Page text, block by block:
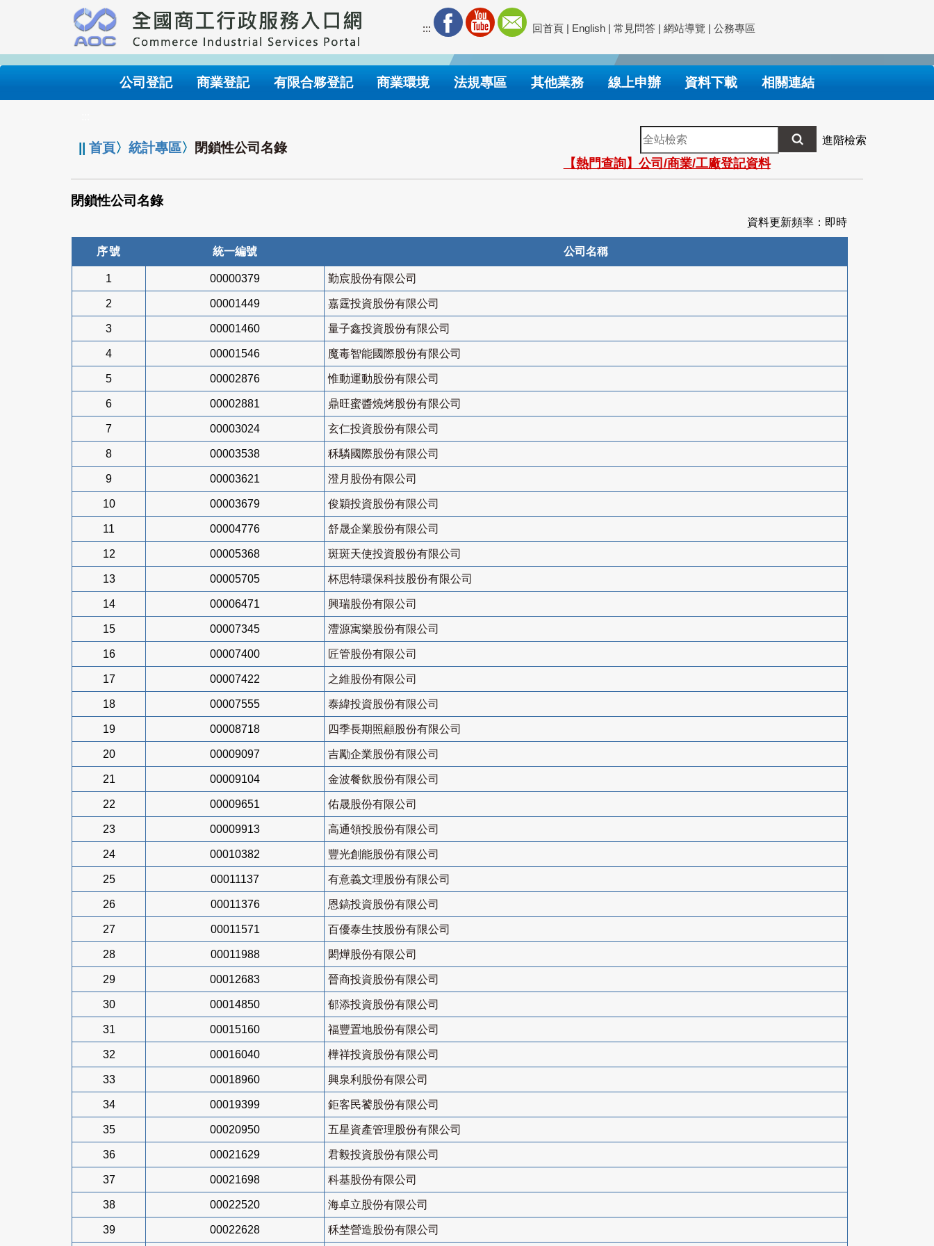
要
內
::: 回首頁 | English | 常見問答 | 網站導覽 | 公務專區
公司登記 商業登記 有限合夥登記 商業環境 法規專區 其他業務 線上申辦 資料下載 相關連結
||首頁〉統計專區〉 閉鎖性公司名錄
全
站
檢
索
進階檢索
【熱門查詢】公司/商業/工廠登記資料
閉鎖性公司名錄
資料更新頻率：即時
序號 統一編號 公司名稱
1 00000379 勤宸股份有限公司
2 00001449 嘉霆投資股份有限公司
3 00001460 量子鑫投資股份有限公司
4 00001546 魔毒智能國際股份有限公司
5 00002876 惟動運動股份有限公司
6 00002881 鼎旺蜜醬燒烤股份有限公司
7 00003024 玄仁投資股份有限公司
8 00003538 秝驎國際股份有限公司
9 00003621 澄月股份有限公司
10 00003679 俊穎投資股份有限公司
11 00004776 舒晟企業股份有限公司
12 00005368 斑斑天使投資股份有限公司
13 00005705 杯思特環保科技股份有限公司
14 00006471 興瑞股份有限公司
15 00007345 灃源寓樂股份有限公司
16 00007400 匠管股份有限公司
17 00007422 之維股份有限公司
18 00007555 泰緯投資股份有限公司
19 00008718 四季長期照顧股份有限公司
20 00009097 吉勵企業股份有限公司
21 00009104 金波餐飲股份有限公司
22 00009651 佑晟股份有限公司
23 00009913 高通領投股份有限公司
24 00010382 豐光創能股份有限公司
25 00011137 有意義文理股份有限公司
26 00011376 恩鎬投資股份有限公司
27 00011571 百優泰生技股份有限公司
28 00011988 閎燁股份有限公司
29 00012683 晉商投資股份有限公司
30 00014850 郁添投資股份有限公司
31 00015160 福豐置地股份有限公司
32 00016040 樺祥投資股份有限公司
33 00018960 興泉利股份有限公司
34 00019399 鉅客民饕股份有限公司
35 00020950 五星資產管理股份有限公司
36 00021629 君毅投資股份有限公司
37 00021698 科基股份有限公司
38 00022520 海卓立股份有限公司
39 00022628 秝埜營造股份有限公司